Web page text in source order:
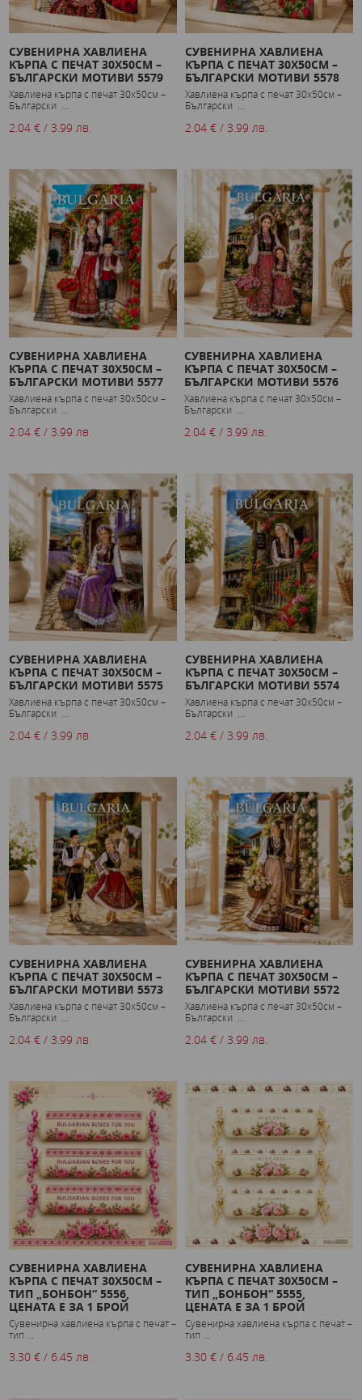
СУВЕНИРНА ХАВЛИЕНА
КЪРПА С ПЕЧАТ 30X50СМ –
БЪЛГАРСКИ МОТИВИ 5579
Хавлиена кърпа с печат 30x50см –
Български ...
2.04 € / 3.99 лв.
СУВЕНИРНА ХАВЛИЕНА
КЪРПА С ПЕЧАТ 30X50СМ –
БЪЛГАРСКИ МОТИВИ 5578
Хавлиена кърпа с печат 30x50см –
Български ...
2.04 € / 3.99 лв.
СУВЕНИРНА ХАВЛИЕНА
КЪРПА С ПЕЧАТ 30X50СМ –
БЪЛГАРСКИ МОТИВИ 5577
Хавлиена кърпа с печат 30x50см –
Български ...
2.04 € / 3.99 лв.
СУВЕНИРНА ХАВЛИЕНА
КЪРПА С ПЕЧАТ 30X50СМ –
БЪЛГАРСКИ МОТИВИ 5576
Хавлиена кърпа с печат 30x50см –
Български ...
2.04 € / 3.99 лв.
СУВЕНИРНА ХАВЛИЕНА
КЪРПА С ПЕЧАТ 30X50СМ –
БЪЛГАРСКИ МОТИВИ 5575
Хавлиена кърпа с печат 30x50см –
Български ...
2.04 € / 3.99 лв.
СУВЕНИРНА ХАВЛИЕНА
КЪРПА С ПЕЧАТ 30X50СМ –
БЪЛГАРСКИ МОТИВИ 5574
Хавлиена кърпа с печат 30x50см –
Български ...
2.04 € / 3.99 лв.
СУВЕНИРНА ХАВЛИЕНА
КЪРПА С ПЕЧАТ 30X50СМ –
БЪЛГАРСКИ МОТИВИ 5573
Хавлиена кърпа с печат 30x50см –
Български ...
2.04 € / 3.99 лв.
СУВЕНИРНА ХАВЛИЕНА
КЪРПА С ПЕЧАТ 30X50СМ –
БЪЛГАРСКИ МОТИВИ 5572
Хавлиена кърпа с печат 30x50см –
Български ...
2.04 € / 3.99 лв.
СУВЕНИРНА ХАВЛИЕНА
КЪРПА С ПЕЧАТ 30X50СМ –
ТИП „БОНБОН“ 5556,
ЦЕНАТА Е ЗА 1 БРОЙ
Сувенирна хавлиена кърпа с печат –
тип ...
3.30 € / 6.45 лв.
СУВЕНИРНА ХАВЛИЕНА
КЪРПА С ПЕЧАТ 30X50СМ –
ТИП „БОНБОН“ 5555,
ЦЕНАТА Е ЗА 1 БРОЙ
Сувенирна хавлиена кърпа с печат –
тип ...
3.30 € / 6.45 лв.